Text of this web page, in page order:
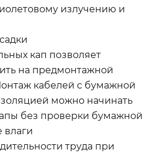
излучению и
кап позволяет
на предмонтажной
кабелей с бумажной
можно начинать
без проверки бумажной
влаги
труда при